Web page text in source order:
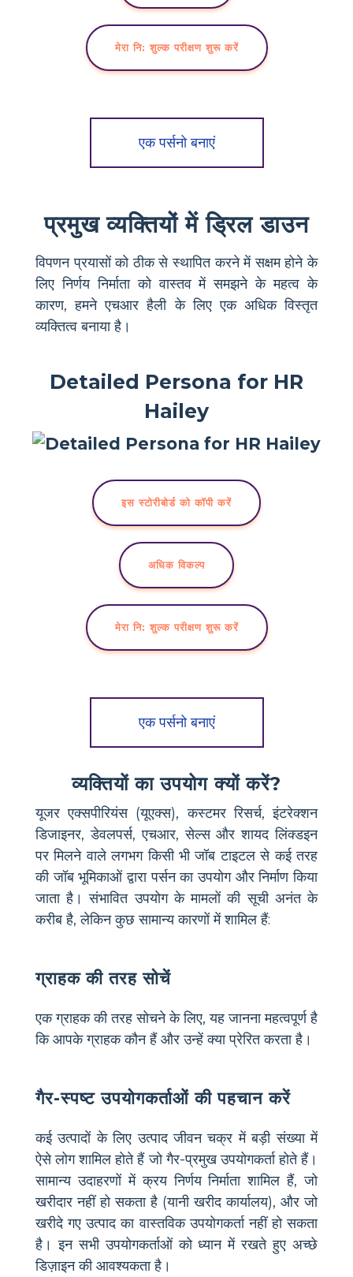
मेरा नि: शुल्क परीक्षण शुरू करें
एक पर्सनो बनाएं
प्रमुख व्यक्तियों में ड्रिल डाउन
विपणन प्रयासों को ठीक से स्थापित करने में सक्षम होने के
लिए निर्णय निर्माता को वास्तव में समझने के महत्व के
कारण, हमने एचआर हैली के लिए एक अधिक विस्तृत
व्यक्तित्व बनाया है।
Detailed Persona for HR
Hailey
इस स्टोरीबोर्ड को कॉपी करें
अधिक विकल्प
मेरा नि: शुल्क परीक्षण शुरू करें
एक पर्सनो बनाएं
व्यक्तियों का उपयोग क्यों करें?
यूजर एक्सपीरियंस (यूएक्स), कस्टमर रिसर्च, इंटरेक्शन
डिजाइनर, डेवलपर्स, एचआर, सेल्स और शायद लिंक्डइन
पर मिलने वाले लगभग किसी भी जॉब टाइटल से कई तरह
की जॉब भूमिकाओं द्वारा पर्सन का उपयोग और निर्माण किया
जाता है। संभावित उपयोग के मामलों की सूची अनंत के
करीब है, लेकिन कुछ सामान्य कारणों में शामिल हैं:
ग्राहक की तरह सोचें
एक ग्राहक की तरह सोचने के लिए, यह जानना महत्वपूर्ण है
कि आपके ग्राहक कौन हैं और उन्हें क्या प्रेरित करता है।
गैर-स्पष्ट उपयोगकर्ताओं की पहचान करें
कई उत्पादों के लिए उत्पाद जीवन चक्र में बड़ी संख्या में
ऐसे लोग शामिल होते हैं जो गैर-प्रमुख उपयोगकर्ता होते हैं।
सामान्य उदाहरणों में क्रय निर्णय निर्माता शामिल हैं, जो
खरीदार नहीं हो सकता है (यानी खरीद कार्यालय), और जो
खरीदे गए उत्पाद का वास्तविक उपयोगकर्ता नहीं हो सकता
है। इन सभी उपयोगकर्ताओं को ध्यान में रखते हुए अच्छे
डिज़ाइन की आवश्यकता है।